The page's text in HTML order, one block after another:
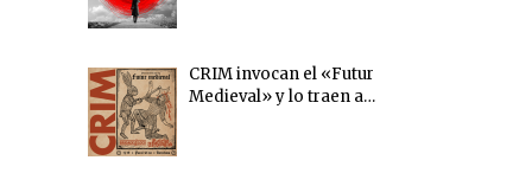
CRIM invocan el «Futur
Medieval» y lo traen a…